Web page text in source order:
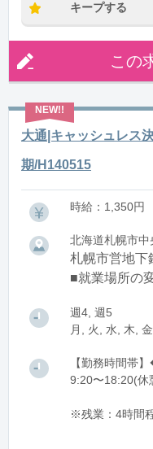
キープする
この
大通|キャッシュレス
期/H140515
時給：1,350円
北海道札幌市中
札幌市営地下
■就業場所の
週4, 週5
月, 火, 水, 木,
【勤務時間帯
9:20〜18:20(休
※残業：4時間